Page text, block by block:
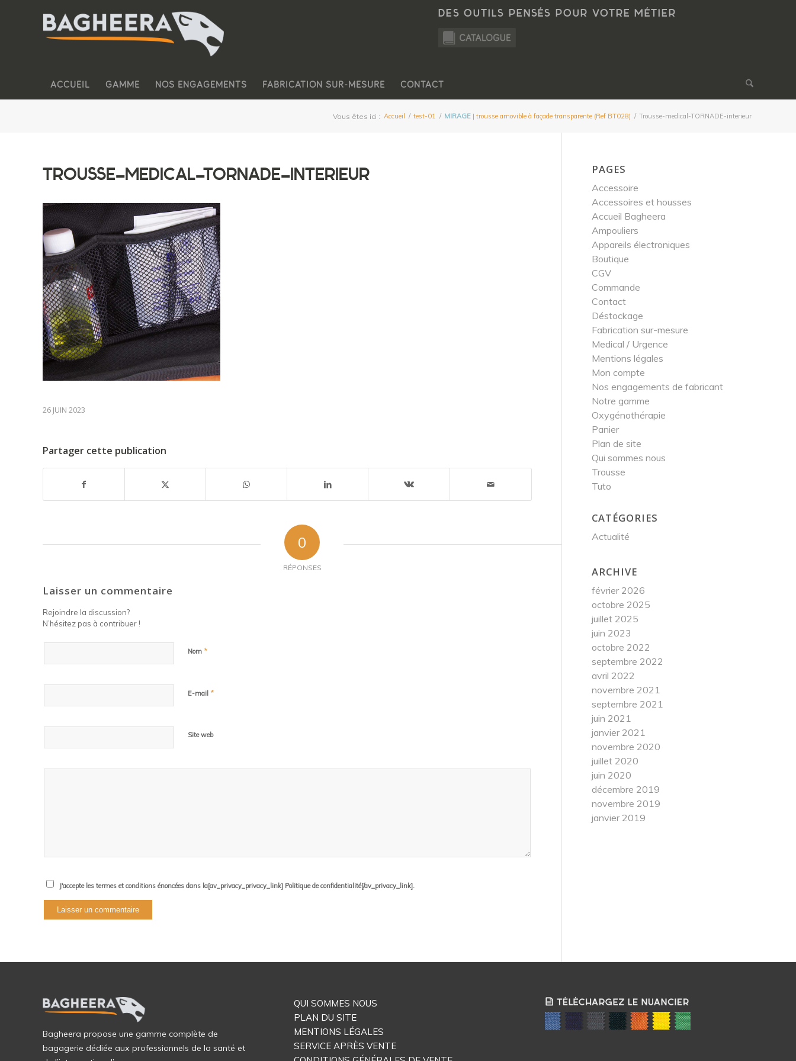
DES OUTILS PENSÉS POUR VOTRE MÉTIER
ACCUEIL GAMME NOS ENGAGEMENTS FABRICATION SUR-MESURE CONTACT
Vous êtes ici : Accueil / test-01 / MIRAGE | trousse amovible à façade transparente (Ref BT028) / Trousse-medical-TORNADE-interieur
TROUSSE-MEDICAL-TORNADE-INTERIEUR
26 JUIN 2023
Partager cette publication
0
RÉPONSES
Laisser un commentaire
Rejoindre la discussion?
N’hésitez pas à contribuer !
Nom *
E-mail *
Site web
J'accepte les termes et conditions énoncées dans la[av_privacy_privacy_link] Politique de confidentialité[/av_privacy_link].
PAGES
Accessoire
Accessoires et housses
Accueil Bagheera
Ampouliers
Appareils électroniques
Boutique
CGV
Commande
Contact
Déstockage
Fabrication sur-mesure
Medical / Urgence
Mentions légales
Mon compte
Nos engagements de fabricant
Notre gamme
Oxygénothérapie
Panier
Plan de site
Qui sommes nous
Trousse
Tuto
CATÉGORIES
Actualité
ARCHIVE
février 2026
octobre 2025
juillet 2025
juin 2023
octobre 2022
septembre 2022
avril 2022
novembre 2021
septembre 2021
juin 2021
janvier 2021
novembre 2020
juillet 2020
juin 2020
décembre 2019
novembre 2019
janvier 2019
Bagheera propose une gamme complète de
bagagerie dédiée aux professionnels de la santé et
QUI SOMMES NOUS
PLAN DU SITE
MENTIONS LÉGALES
SERVICE APRÈS VENTE